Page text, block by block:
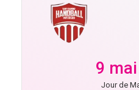
9
Jour de